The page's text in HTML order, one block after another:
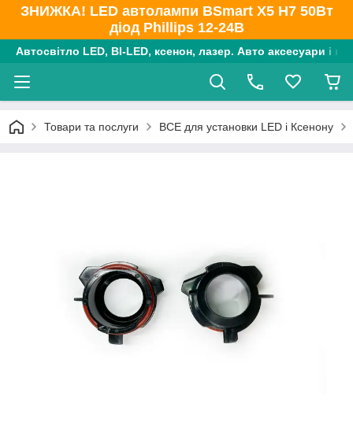
ЗНИЖКА! LED автолампи BSmart X5 H7 50Вт
діод Phillips 12-24В
Автосвітло LED, BI-LED, ксенон, лазер. Авто аксесуари і
Товари та послуги ВСЕ для установки LED і Ксенону